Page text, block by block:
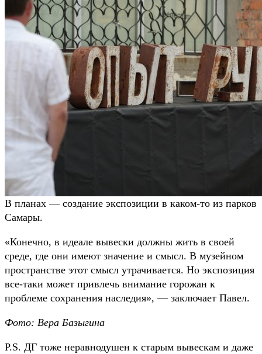
В планах — создание экспозиции в каком-то из парков
Самары.
«Конечно, в идеале вывески должны жить в своей
среде, где они имеют значение и смысл. В музейном
пространстве этот смысл утрачивается. Но экспозиция
все-таки может привлечь внимание горожан к
проблеме сохранения наследия», — заключает Павел.
Фото: Вера Базыгина
P.S. ДГ тоже неравнодушен к старым вывескам и даже